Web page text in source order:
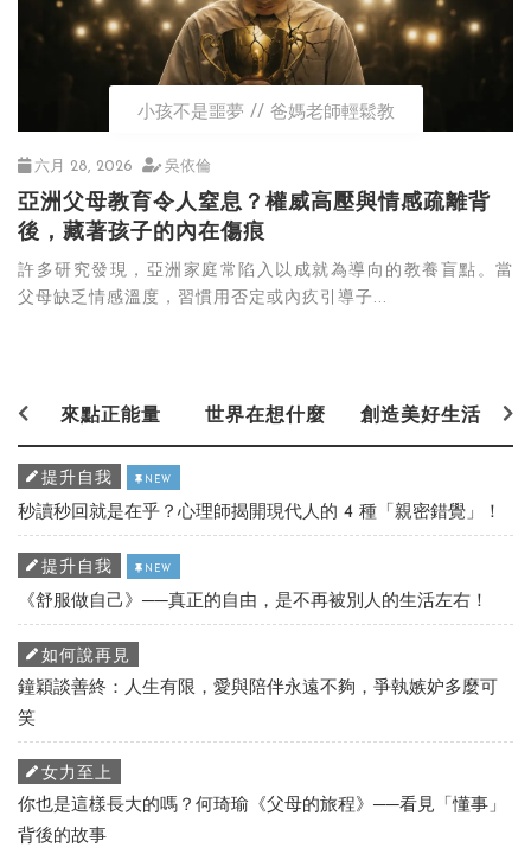
小孩不是噩夢 爸媽老師輕鬆教
六月 28, 2026 吳依倫
亞洲父母教育令人窒息？權威高壓與情感疏離背
後，藏著孩子的內在傷痕
許多研究發現，亞洲家庭常陷入以成就為導向的教養盲點。當
父母缺乏情感溫度，習慣用否定或內疚引導子...
來點正能量 世界在想什麼 創造美好生活
提升自我 NEW
秒讀秒回就是在乎？心理師揭開現代人的 4 種「親密錯覺」！
提升自我 NEW
《舒服做自己》──真正的自由，是不再被別人的生活左右！
如何說再見
鐘穎談善終：人生有限，愛與陪伴永遠不夠，爭執嫉妒多麼可
笑
女力至上
你也是這樣長大的嗎？何琦瑜《父母的旅程》──看見「懂事」
背後的故事